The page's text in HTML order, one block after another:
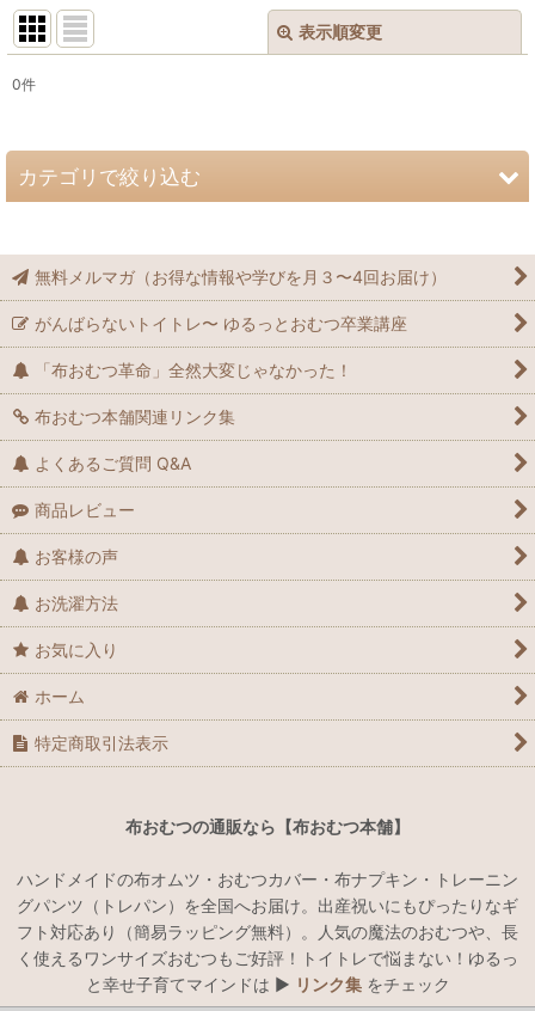
表示順変更
表示数 :
並び順
0件
カテゴリで絞り込む
マジックテープタイプ
無料メルマガ（お得な情報や学びを月３〜4回お届け）
がんばらないトイトレ〜 ゆるっとおむつ卒業講座
「布おむつ革命」全然大変じゃなかった！
布おむつ本舗関連リンク集
よくあるご質問 Q&A
商品レビュー
お客様の声
お洗濯方法
お気に入り
ホーム
特定商取引法表示
布おむつの通販なら【布おむつ本舗】
ハンドメイドの布オムツ・おむつカバー・布ナプキン・トレーニン
グパンツ（トレパン）を全国へお届け。出産祝いにもぴったりなギ
フト対応あり（簡易ラッピング無料）。人気の魔法のおむつや、長
く使えるワンサイズおむつもご好評！トイトレで悩まない！ゆるっ
と幸せ子育てマインドは ▶︎ リンク集をチェック